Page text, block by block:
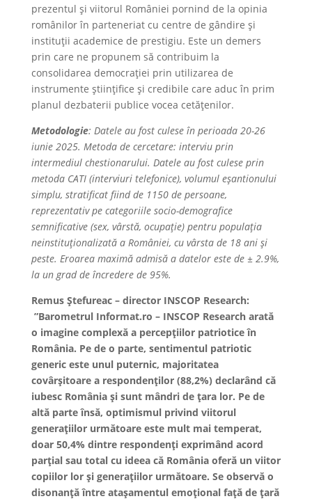
prezentul și viitorul României pornind de la opinia
românilor în parteneriat cu centre de gândire și
instituții academice de prestigiu. Este un demers
prin care ne propunem să contribuim la
consolidarea democrației prin utilizarea de
instrumente științifice și credibile care aduc în prim
planul dezbaterii publice vocea cetățenilor.
Metodologie: Datele au fost culese în perioada 20-26
iunie 2025. Metoda de cercetare: interviu prin
intermediul chestionarului. Datele au fost culese prin
metoda CATI (interviuri telefonice), volumul eșantionului
simplu, stratificat fiind de 1150 de persoane,
reprezentativ pe categoriile socio-demografice
semnificative (sex, vârstă, ocupație) pentru populația
neinstituționalizată a României, cu vârsta de 18 ani și
peste. Eroarea maximă admisă a datelor este de ± 2.9%,
la un grad de încredere de 95%.
Remus Ștefureac – director INSCOP Research:
”Barometrul Informat.ro – INSCOP Research arată
o imagine complexă a percepțiilor patriotice în
România. Pe de o parte, sentimentul patriotic
generic este unul puternic, majoritatea
covârșitoare a respondenților (88,2%) declarând că
iubesc România și sunt mândri de țara lor. Pe de
altă parte însă, optimismul privind viitorul
generațiilor următoare este mult mai temperat,
doar 50,4% dintre respondenți exprimând acord
parțial sau total cu ideea că România oferă un viitor
copiilor lor și generațiilor următoare. Se observă o
disonanță între atașamentul emoțional față de țară